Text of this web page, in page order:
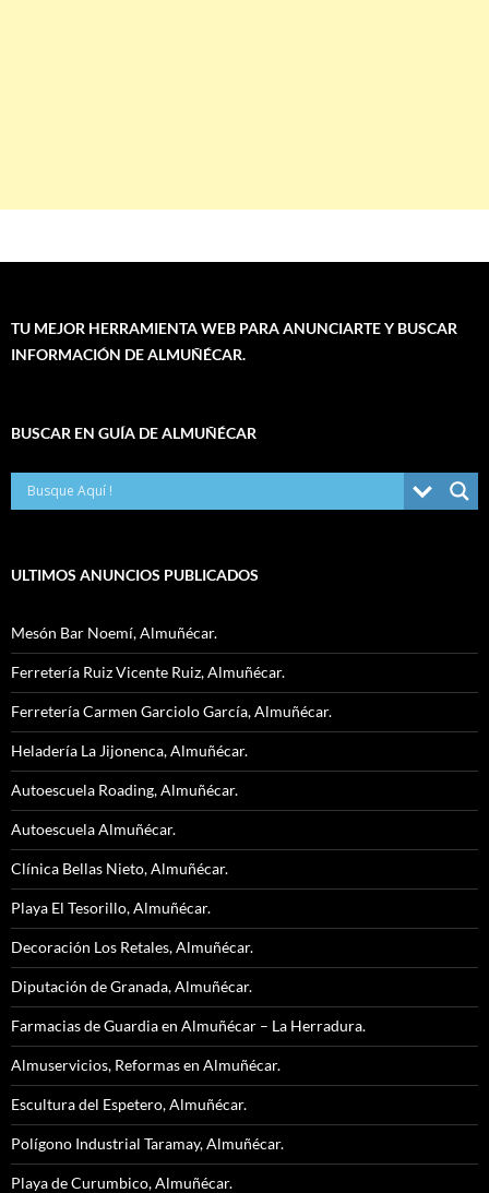
TU MEJOR HERRAMIENTA WEB PARA ANUNCIARTE Y BUSCAR
INFORMACIÓN DE ALMUÑÉCAR.
BUSCAR EN GUÍA DE ALMUÑÉCAR
ULTIMOS ANUNCIOS PUBLICADOS
Mesón Bar Noemí, Almuñécar.
Ferretería Ruiz Vicente Ruiz, Almuñécar.
Ferretería Carmen Garciolo García, Almuñécar.
Heladería La Jijonenca, Almuñécar.
Autoescuela Roading, Almuñécar.
Autoescuela Almuñécar.
Clínica Bellas Nieto, Almuñécar.
Playa El Tesorillo, Almuñécar.
Decoración Los Retales, Almuñécar.
Diputación de Granada, Almuñécar.
Farmacias de Guardia en Almuñécar – La Herradura.
Almuservicios, Reformas en Almuñécar.
Escultura del Espetero, Almuñécar.
Polígono Industrial Taramay, Almuñécar.
Playa de Curumbico, Almuñécar.